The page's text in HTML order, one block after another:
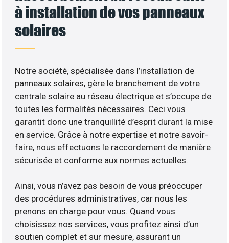
à installation de vos panneaux
solaires
Notre société, spécialisée dans l’installation de
panneaux solaires, gère le branchement de votre
centrale solaire au réseau électrique et s’occupe de
toutes les formalités nécessaires. Ceci vous
garantit donc une tranquillité d’esprit durant la mise
en service. Grâce à notre expertise et notre savoir-
faire, nous effectuons le raccordement de manière
sécurisée et conforme aux normes actuelles.
Ainsi, vous n’avez pas besoin de vous préoccuper
des procédures administratives, car nous les
prenons en charge pour vous. Quand vous
choisissez nos services, vous profitez ainsi d’un
soutien complet et sur mesure, assurant un